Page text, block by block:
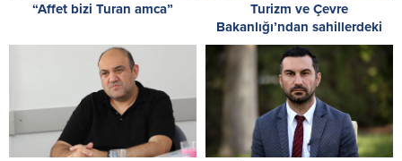
“Affet bizi Turan amca”
Turizm ve Çevre
Bakanlığı’ndan sahillerdeki
kirliliğe tepki: Sahillerde,
utandıran manzaralar!